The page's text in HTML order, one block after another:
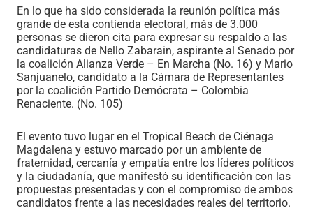
En lo que ha sido considerada la reunión política más
grande de esta contienda electoral, más de 3.000
personas se dieron cita para expresar su respaldo a las
candidaturas de Nello Zabarain, aspirante al Senado por
la coalición Alianza Verde – En Marcha (No. 16) y Mario
Sanjuanelo, candidato a la Cámara de Representantes
por la coalición Partido Demócrata – Colombia
Renaciente. (No. 105)
El evento tuvo lugar en el Tropical Beach de Ciénaga
Magdalena y estuvo marcado por un ambiente de
fraternidad, cercanía y empatía entre los líderes políticos
y la ciudadanía, que manifestó su identificación con las
propuestas presentadas y con el compromiso de ambos
candidatos frente a las necesidades reales del territorio.